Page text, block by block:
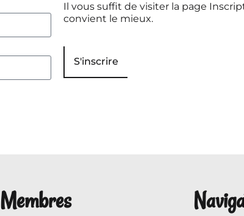
Il vous suffit de visiter la page
convient le mieux.
S'inscrire
Membres